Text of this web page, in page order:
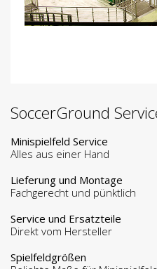
SoccerGround
Minispielfeld Service
Alles aus einer Hand
Lieferung und Montage
Fachgerecht und pünktlich
Service und Ersatzteile
Direkt vom Hersteller
Spielfeldgrößen